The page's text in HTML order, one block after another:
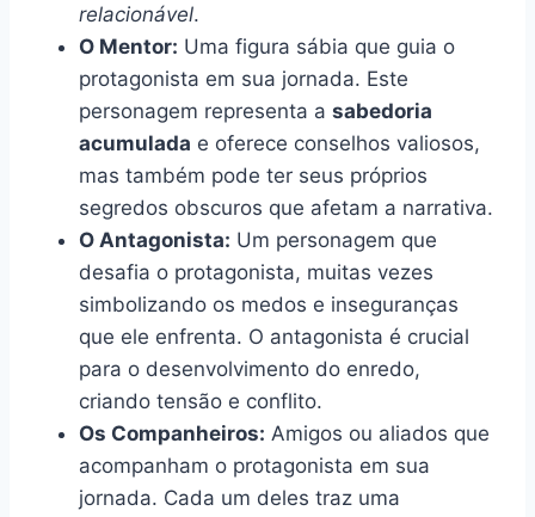
relacionável.
O Mentor: Uma figura sábia que guia o
protagonista em sua jornada. Este
personagem representa a sabedoria
acumulada e oferece conselhos valiosos,
mas também pode ter seus próprios
segredos obscuros que afetam a narrativa.
O Antagonista: Um personagem que
desafia o protagonista, muitas vezes
simbolizando os medos e inseguranças
que ele enfrenta. O antagonista é crucial
para o desenvolvimento do enredo,
criando tensão e conflito.
Os Companheiros: Amigos ou aliados que
acompanham o protagonista em sua
jornada. Cada um deles traz uma